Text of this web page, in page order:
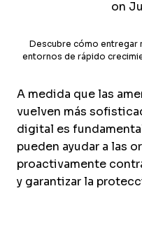
on
Descubre cómo entregar
entornos de rápido
A medida que las
vuelven más
digital es
pueden ayudar a las
proactivamente
y garantizar la